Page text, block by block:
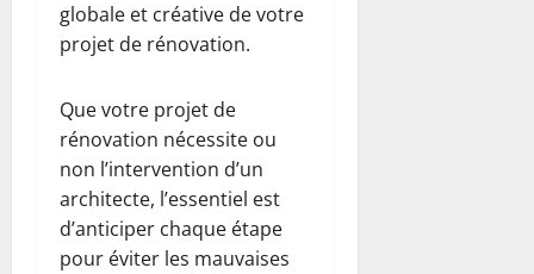
globale et créative de votre
projet de rénovation.
Que votre projet de
rénovation nécessite ou
non l’intervention d’un
architecte, l’essentiel est
d’anticiper chaque étape
pour éviter les mauvaises